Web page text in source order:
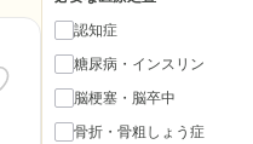
認知症
糖尿病・インスリン
脳梗塞・脳卒中
骨折・骨粗しょう症